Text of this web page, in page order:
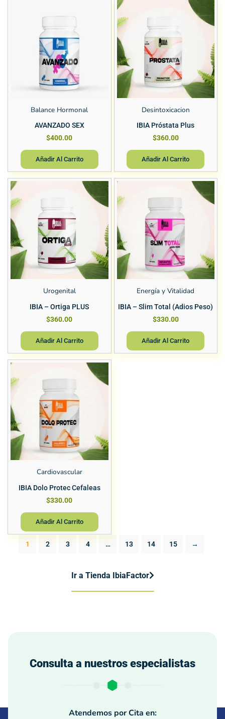
Balance Hormonal
AVANZADO SEX
$400.00
Añadir Al Carrito
Desintoxicacion
IBIA Próstata Plus
$360.00
Añadir Al Carrito
Urogenital
IBIA – Ortiga PLUS
$360.00
Añadir Al Carrito
Energía y Vitalidad
IBIA – Slim Total (Adios Peso)
$330.00
Añadir Al Carrito
Cardiovascular
IBIA Dolo Protec Cefaleas
$330.00
Añadir Al Carrito
1 2 3 4 … 13 14 15 →
Ir a Tienda IbiaFactor
Consulta a nuestros especialistas
Atendemos por Cita en: